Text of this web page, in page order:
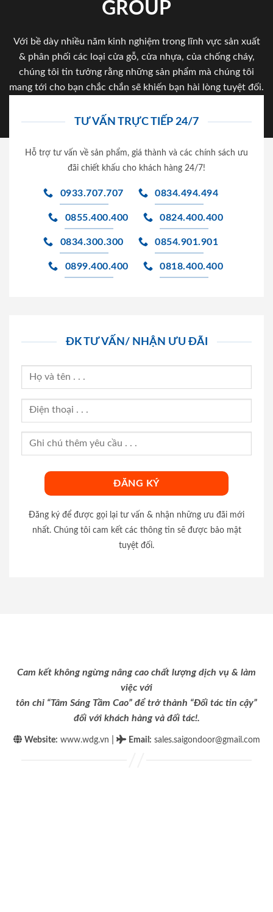
GROUP
Với bề dày nhiều năm kinh nghiệm trong lĩnh vực sản xuất
& phân phối các loại cửa gỗ, cửa nhựa, của chống cháy,
chúng tôi tin tưởng rằng những sản phẩm mà chúng tôi
mang tới cho bạn chắc chắn sẽ khiến bạn hài lòng tuyệt đối.
TƯ VẤN TRỰC TIẾP 24/7
Hỗ trợ tư vấn về sản phẩm, giá thành và các chính sách ưu
đãi chiết khấu cho khách hàng 24/7!
0933.707.707 0834.494.494
0855.400.400 0824.400.400
0834.300.300 0854.901.901
0899.400.400 0818.400.400
ĐK TƯ VẤN/ NHẬN ƯU ĐÃI
Đăng ký để được gọi lại tư vấn & nhận những ưu đãi mới
nhất. Chúng tôi cam kết các thông tin sẽ được bảo mật
tuyệt đối.
Cam kết không ngừng nâng cao chất lượng dịch vụ & làm
việc với
tôn chỉ “Tâm Sáng Tầm Cao” để trở thành “Đối tác tin cậy”
đối với khách hàng và đối tác!.
Website: www.wdg.vn Email : sales.saigondoor@gmail.com